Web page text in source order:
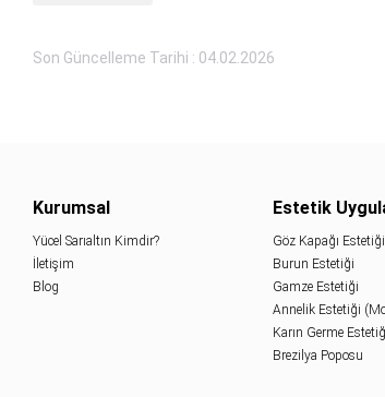
Son Güncelleme Tarihi : 04.02.2026
Kurumsal
Yücel Sarıaltın Kimdir?
İletişim
Blog
Estetik
Göz Kapağı Estetiği
Burun Estetiği
Gamze Estetiği
Annelik Estetiği
Karın Germe
Brezilya Poposu